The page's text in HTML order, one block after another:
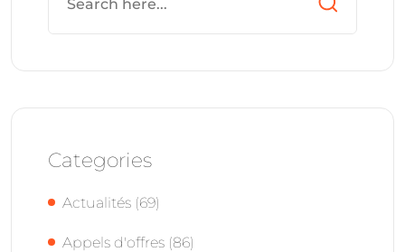
Categories
Actualités (69)
Appels d'offres (86)